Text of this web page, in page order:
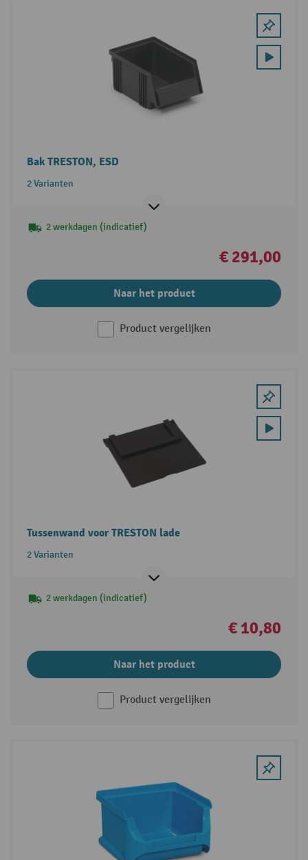
Bak TRESTON, ESD
2 Varianten
2 werkdagen (indicatief)
€ 291,00
Naar het product
Product vergelijken
Tussenwand voor TRESTON lade
2 Varianten
2 werkdagen (indicatief)
€ 10,80
Naar het product
Product vergelijken